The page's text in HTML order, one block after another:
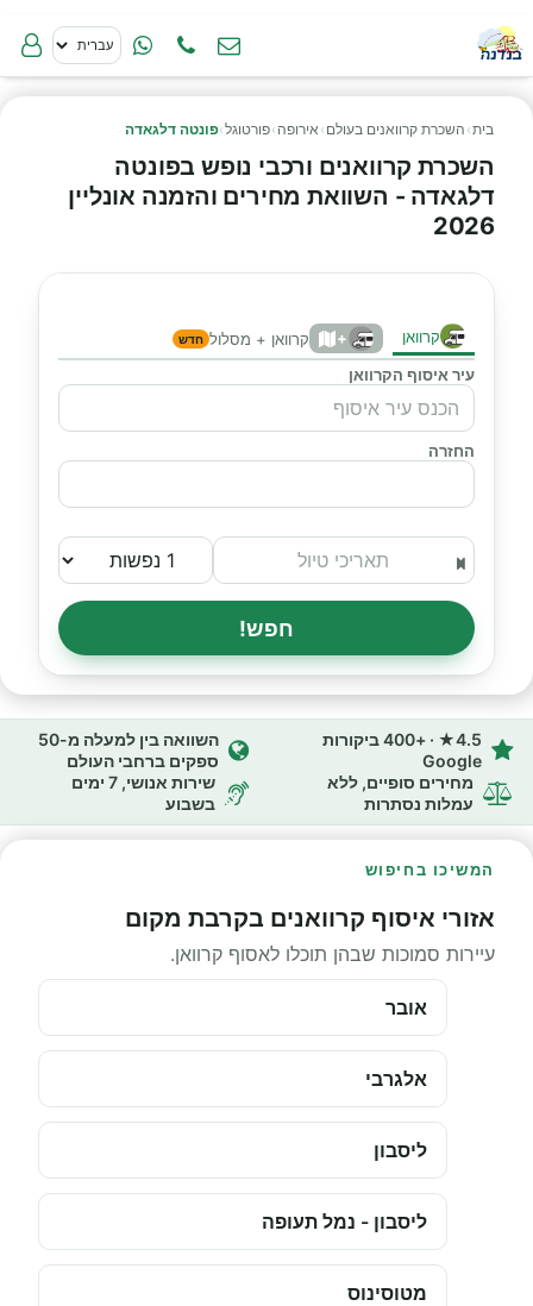
בית› השכרת קרוואנים בעולם › אירופה ›פורטוגל›פונטה דלגאדה
השכרת קרוואנים ורכבי נופש בפונטה
דלגאדה - השוואת מחירים והזמנה אונליין
2026
קרוואן + קרוואן + מסלול חדש
עיר איסוף הקרוואן
החזרה
חפש!
4.5★ · +400 ביקורות
Google
השוואה בין למעלה מ-50
ספקים ברחבי העולם
מחירים סופיים, ללא
עמלות נסתרות
שירות אנושי, 7 ימים
בשבוע
המשיכו בחיפוש
אזורי איסוף קרוואנים בקרבת מקום
עיירות סמוכות שבהן תוכלו לאסוף קרוואן.
אובר
אלגרבי
ליסבון
ליסבון - נמל תעופה
מטוסינוס